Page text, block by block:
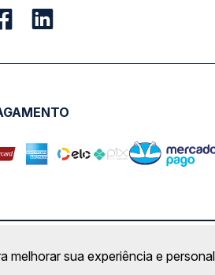
- Sala 02 - Condomínio Centro
melhorar sua experiência e